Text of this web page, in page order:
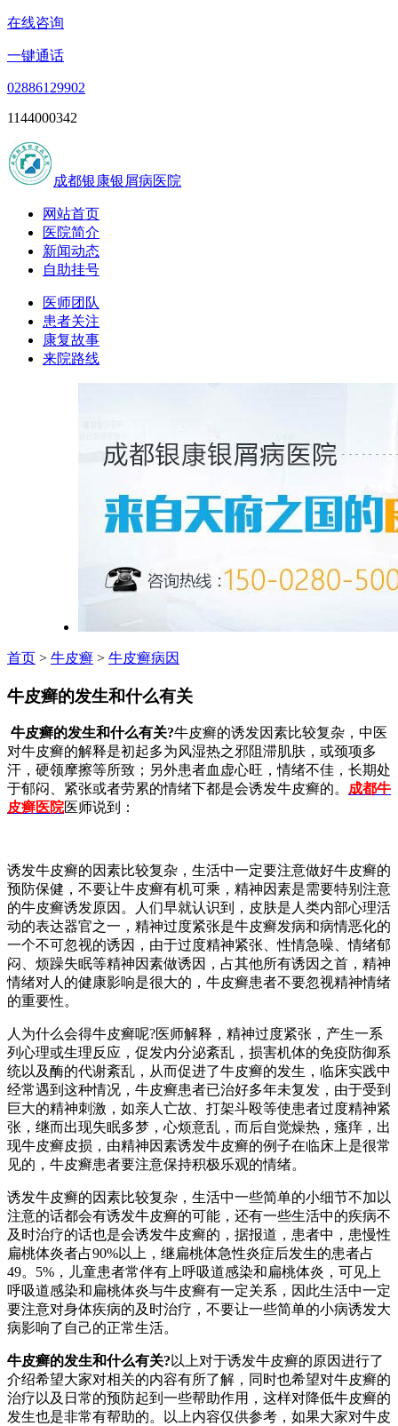
在线咨询
一键通话
02886129902
1144000342
成都银康银屑病医院
网站首页
医院简介
新闻动态
自助挂号
医师团队
患者关注
康复故事
来院路线
首页 > 牛皮癣 > 牛皮癣病因
牛皮癣的发生和什么有关
牛皮癣的发生和什么有关?牛皮癣的诱发因素比较复杂，中医
对牛皮癣的解释是初起多为风湿热之邪阻滞肌肤，或颈项多
汗，硬领摩擦等所致；另外患者血虚心旺，情绪不佳，长期处
于郁闷、紧张或者劳累的情绪下都是会诱发牛皮癣的。 成都牛
皮癣医院医师说到：
诱发牛皮癣的因素比较复杂，生活中一定要注意做好牛皮癣的
预防保健，不要让牛皮癣有机可乘，精神因素是需要特别注意
的牛皮癣诱发原因。人们早就认识到，皮肤是人类内部心理活
动的表达器官之一，精神过度紧张是牛皮癣发病和病情恶化的
一个不可忽视的诱因，由于过度精神紧张、性情急噪、情绪郁
闷、烦躁失眠等精神因素做诱因，占其他所有诱因之首，精神
情绪对人的健康影响是很大的，牛皮癣患者不要忽视精神情绪
的重要性。
人为什么会得牛皮癣呢?医师解释，精神过度紧张，产生一系
列心理或生理反应，促发内分泌紊乱，损害机体的免疫防御系
统以及酶的代谢紊乱，从而促进了牛皮癣的发生，临床实践中
经常遇到这种情况，牛皮癣患者已治好多年未复发，由于受到
巨大的精神刺激，如亲人亡故、打架斗殴等使患者过度精神紧
张，继而出现失眠多梦，心烦意乱，而后自觉燥热，瘙痒，出
现牛皮癣皮损，由精神因素诱发牛皮癣的例子在临床上是很常
见的，牛皮癣患者要注意保持积极乐观的情绪。
诱发牛皮癣的因素比较复杂，生活中一些简单的小细节不加以
注意的话都会有诱发牛皮癣的可能，还有一些生活中的疾病不
及时治疗的话也是会诱发牛皮癣的，据报道，患者中，患慢性
扁桃体炎者占90%以上，继扁桃体急性炎症后发生的患者占
49。5%，儿童患者常伴有上呼吸道感染和扁桃体炎，可见上
呼吸道感染和扁桃体炎与牛皮癣有一定关系，因此生活中一定
要注意对身体疾病的及时治疗，不要让一些简单的小病诱发大
病影响了自己的正常生活。
牛皮癣的发生和什么有关?以上对于诱发牛皮癣的原因进行了
介绍希望大家对相关的内容有所了解，同时也希望对牛皮癣的
治疗以及日常的预防起到一些帮助作用，这样对降低牛皮癣的
发生也是非常有帮助的。以上内容仅供参考，如果大家对牛皮